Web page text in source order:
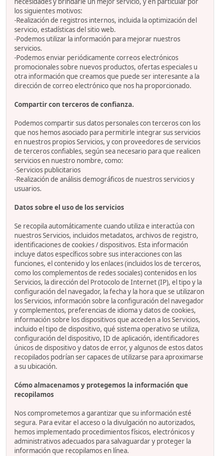
los siguientes motivos:
-Realización de registros internos, incluida la optimización del
servicio, estadísticas del sitio web.
-Podemos utilizar la información para mejorar nuestros
servicios.
-Podemos enviar periódicamente correos electrónicos
promocionales sobre nuevos productos, ofertas especiales u
otra información que creamos que puede ser interesante a la
dirección de correo electrónico que nos ha proporcionado.
Compartir con terceros de confianza.
Podemos compartir sus datos personales con terceros con los
que nos hemos asociado para permitirle integrar sus servicios
en nuestros propios Servicios, y con proveedores de servicios
de terceros confiables, según sea necesario para que realicen
servicios en nuestro nombre, como:
-Servicios publicitarios
-Realización de análisis demográficos de nuestros servicios y
usuarios.
Datos sobre el uso de los servicios
Se recopila automáticamente cuando utiliza e interactúa con
nuestros Servicios, incluidos metadatos, archivos de registro,
identificaciones de cookies / dispositivos. Esta información
incluye datos específicos sobre sus interacciones con las
funciones, el contenido y los enlaces (incluidos los de terceros,
como los complementos de redes sociales) contenidos en los
Servicios, la dirección del Protocolo de Internet (IP), el tipo y la
configuración del navegador, la fecha y la hora que se utilizaron
los Servicios, información sobre la configuración del navegador
y complementos, preferencias de idioma y datos de cookies,
información sobre los dispositivos que acceden a los Servicios,
incluido el tipo de dispositivo, qué sistema operativo se utiliza,
configuración del dispositivo, ID de aplicación, identificadores
únicos de dispositivo y datos de error, y algunos de estos datos
recopilados podrían ser capaces de utilizarse para aproximarse
a su ubicación.
Cómo almacenamos y protegemos la información que
recopilamos
Nos comprometemos a garantizar que su información esté
segura. Para evitar el acceso o la divulgación no autorizados,
hemos implementado procedimientos físicos, electrónicos y
administrativos adecuados para salvaguardar y proteger la
información que recopilamos en línea.